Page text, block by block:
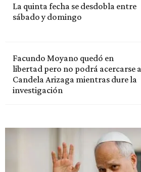
La quinta fecha se desdobla entre
sábado y domingo
Facundo Moyano quedó en
libertad pero no podrá acercarse a
Candela Arizaga mientras dure la
investigación